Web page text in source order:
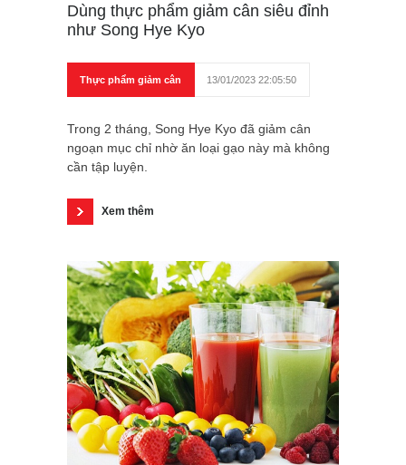
Dùng thực phẩm giảm cân siêu đỉnh
như Song Hye Kyo
Thực phẩm giảm cân 13/01/2023 22:05:50
Trong 2 tháng, Song Hye Kyo đã giảm cân
ngoạn mục chỉ nhờ ăn loại gạo này mà không
cần tập luyện.
Xem thêm